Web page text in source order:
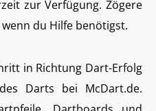
zur Verfügung. Zögere
wenn du Hilfe benötigst.
in Richtung Dart-Erfolg
Darts bei McDart.de.